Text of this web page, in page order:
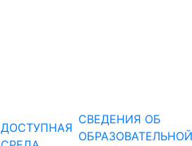
ДОСТУПНАЯ
СВЕДЕНИЯ ОБ
ОБРАЗОВАТЕЛЬНОЙ